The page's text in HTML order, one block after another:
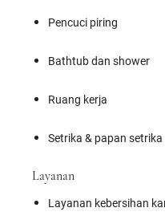
Pencuci piring
Bathtub dan shower
Ruang kerja
Setrika & papan setrika
Layanan
Layanan kebersihan